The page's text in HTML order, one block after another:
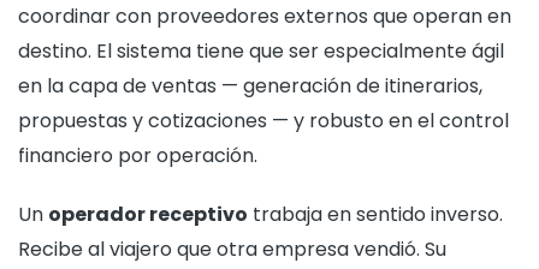
coordinar con proveedores externos que operan en
destino. El sistema tiene que ser especialmente ágil
en la capa de ventas — generación de itinerarios,
propuestas y cotizaciones — y robusto en el control
financiero por operación.
Un operador receptivo trabaja en sentido inverso.
Recibe al viajero que otra empresa vendió. Su